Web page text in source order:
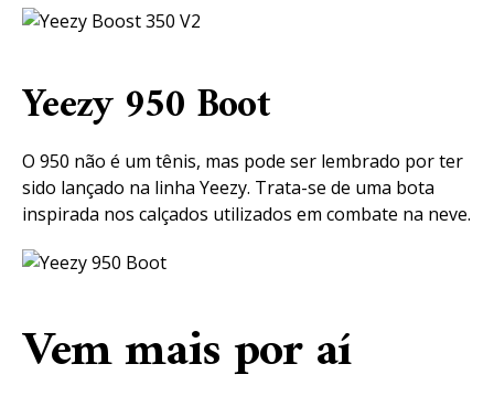
Yeezy 950 Boot
O 950 não é um tênis, mas pode ser lembrado por ter
sido lançado na linha Yeezy. Trata-se de uma bota
inspirada nos calçados utilizados em combate na neve.
Vem mais por aí